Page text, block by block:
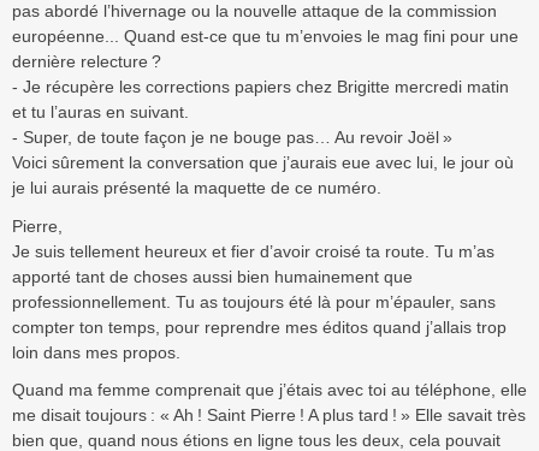
pas abordé l’hivernage ou la nouvelle attaque de la commission
européenne... Quand est-ce que tu m’envoies le mag fini pour une
dernière relecture ?
- Je récupère les corrections papiers chez Brigitte mercredi matin
et tu l’auras en suivant.
- Super, de toute façon je ne bouge pas… Au revoir Joël »
Voici sûrement la conversation que j’aurais eue avec lui, le jour où
je lui aurais présenté la maquette de ce numéro.
Pierre,
Je suis tellement heureux et fier d’avoir croisé ta route. Tu m’as
apporté tant de choses aussi bien humainement que
professionnellement. Tu as toujours été là pour m’épauler, sans
compter ton temps, pour reprendre mes éditos quand j’allais trop
loin dans mes propos.
Quand ma femme comprenait que j’étais avec toi au téléphone, elle
me disait toujours : « Ah ! Saint Pierre ! A plus tard ! » Elle savait très
bien que, quand nous étions en ligne tous les deux, cela pouvait